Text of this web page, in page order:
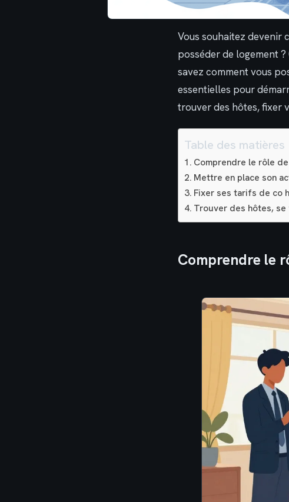
Vous souhaitez devenir
posséder de logement
savez comment vous
essentielles pour
trouver des hôtes, fixer
Table des matières
Comprendre le rôle
Mettre en place son
Fixer ses tarifs de co
Trouver des hôtes,
Comprendre le